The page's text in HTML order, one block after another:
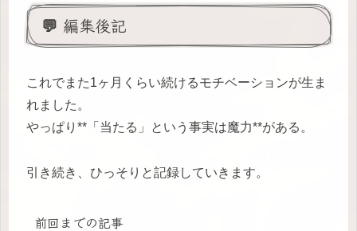
💬 編集後記
これでまた1ヶ月くらい続けるモチベーションが生ま
れました。
やっぱり**「当たる」という事実は魔力**がある。
引き続き、ひっそりと記録していきます。
前回までの記事